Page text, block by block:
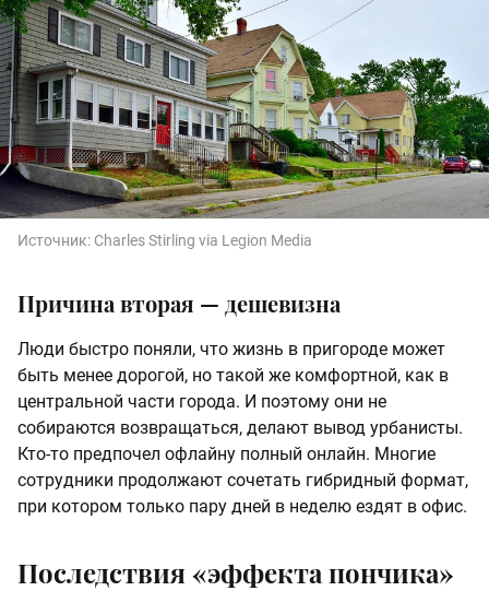
Источник: Charles Stirling via Legion Media
Причина вторая — дешевизна
Люди быстро поняли, что жизнь в пригороде может
быть менее дорогой, но такой же комфортной, как в
центральной части города. И поэтому они не
собираются возвращаться, делают вывод урбанисты.
Кто-то предпочел офлайну полный онлайн. Многие
сотрудники продолжают сочетать гибридный формат,
при котором только пару дней в неделю ездят в офис.
Последствия «эффекта пончика»